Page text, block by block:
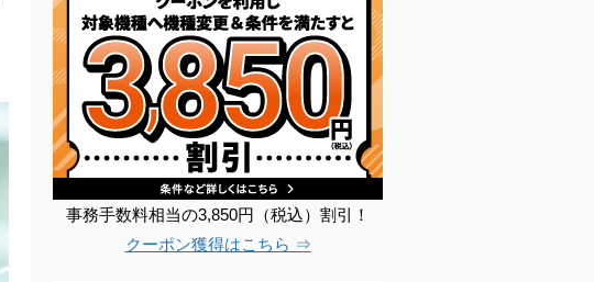
事務手数料相当の3,850円（税込）割引！
クーポン獲得はこちら ⇒